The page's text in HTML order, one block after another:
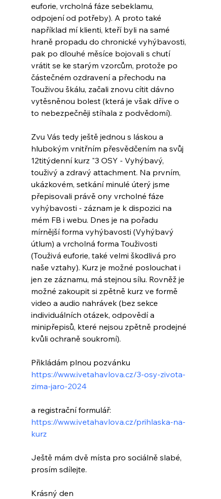
euforie, vrcholná fáze sebeklamu,
odpojení od potřeby). A proto také
například mí klienti, kteří byli na samé
hraně propadu do chronické vyhýbavosti,
pak po dlouhé měsíce bojovali s chutí
vrátit se ke starým vzorcům, protože po
částečném ozdravení a přechodu na
Touživou škálu, začali znovu cítit dávno
vytěsněnou bolest (která je však dříve o
to nebezpečněji stíhala z podvědomí).
Zvu Vás tedy ještě jednou s láskou a
hlubokým vnitřním přesvědčením na svůj
12titýdenní kurz "3 OSY - Vyhýbavý,
touživý a zdravý attachment. Na prvním,
ukázkovém, setkání minulé úterý jsme
přepisovali právě ony vrcholné fáze
vyhýbavosti - záznam je k dispozici na
mém FB i webu. Dnes je na pořadu
mírnější forma vyhýbavosti (Vyhýbavý
útlum) a vrcholná forma Touživosti
(Touživá euforie, také velmi škodlivá pro
naše vztahy). Kurz je možné poslouchat i
jen ze záznamu, má stejnou sílu. Rovněž je
možné zakoupit si zpětně kurz ve formě
video a audio nahrávek (bez sekce
individuálních otázek, odpovědí a
minipřepisů, které nejsou zpětně prodejné
kvůli ochraně soukromí).
Přikládám plnou pozvánku
https://www.ivetahavlova.cz/3-osy-zivota-
zima-jaro-2024
a registrační formulář:
https://www.ivetahavlova.cz/prihlaska-na-
kurz
Ještě mám dvě místa pro sociálně slabé,
prosím sdílejte.
Krásný den